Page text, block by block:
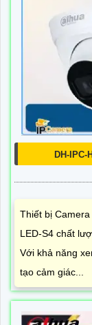
DH-IPC-
Thiết bị
LED-S4 chất
Với khả năng
tạo cảm giác...